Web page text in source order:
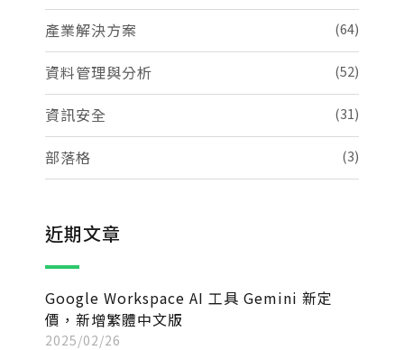
產業解決方案 (64)
資料管理與分析 (52)
資訊安全 (31)
部落格 (3)
近期文章
Google Workspace AI 工具 Gemini 新定
價，新增繁體中文版
2025/02/26